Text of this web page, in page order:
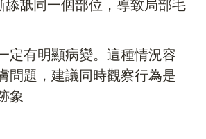
舐同一個部位，導致局部毛
定有明顯病變。這種情況容
問題，建議同時觀察行為是
象